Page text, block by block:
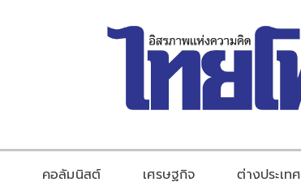
คอลัมนิสต์ เศรษฐกิจ ต่างประเทศ